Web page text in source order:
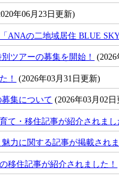
年06月23日更新)
ANAの二地域居住 BLUE
ツアーの募集を開始！ (2026
！ (2026年03月31日更新)
集について (2026年03月02日
て・移住記事が紹介されまし
力に関する記事が掲載されま
移住記事が紹介されました！